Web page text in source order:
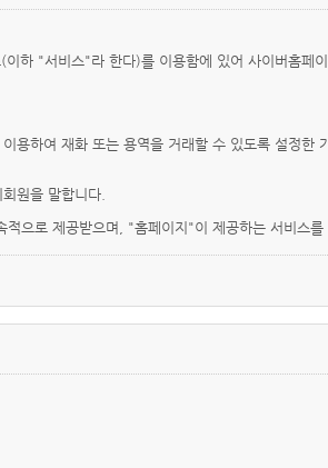
"서비스"라 한다)를 이용함에 있어 사이버홈페
하여 재화 또는 용역을 거래할 수 있도록 설정한
원을 말합니다.
로 제공받으며, "홈페이지"이 제공하는 서비스를
, 전자우편 주소 등) 등을 이용자가 알 수 있도록
법률, 방문판매 등에 관한법률, 소비자보호법 등
이전에 이미 체결된 계약에 대해서는 개정 전의
지"의 동의를 받은 경우에는 개정약관 조항이 적용